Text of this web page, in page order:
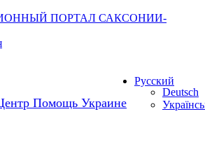
ПОРТАЛ САКСОНИИ-
Русский
Deutsch
Помощь Украине